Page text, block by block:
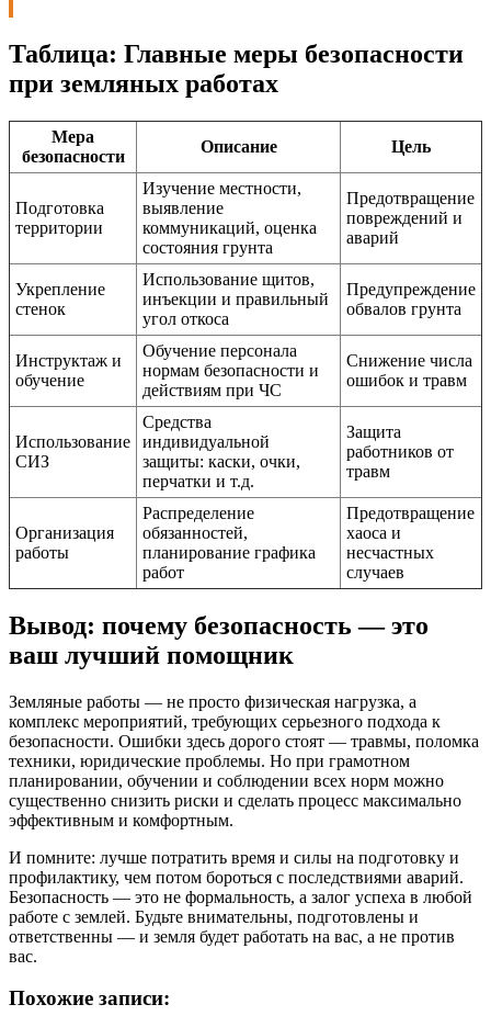
Таблица: Главные меры безопасности
при земляных работах
Мера
безопасности
Описание Цель
Подготовка
территории
Изучение местности,
выявление
коммуникаций, оценка
состояния грунта
Предотвращение
повреждений и
аварий
Укрепление
стенок
Использование щитов,
инъекции и правильный
угол откоса
Предупреждение
обвалов грунта
Инструктаж и
обучение
Обучение персонала
нормам безопасности и
действиям при ЧС
Снижение числа
ошибок и травм
Использование
СИЗ
Средства
индивидуальной
защиты: каски, очки,
перчатки и т.д.
Защита
работников от
травм
Организация
работы
Распределение
обязанностей,
планирование графика
работ
Предотвращение
хаоса и
несчастных
случаев
Вывод: почему безопасность — это
ваш лучший помощник
Земляные работы — не просто физическая нагрузка, а
комплекс мероприятий, требующих серьезного подхода к
безопасности. Ошибки здесь дорого стоят — травмы, поломка
техники, юридические проблемы. Но при грамотном
планировании, обучении и соблюдении всех норм можно
существенно снизить риски и сделать процесс максимально
эффективным и комфортным.
И помните: лучше потратить время и силы на подготовку и
профилактику, чем потом бороться с последствиями аварий.
Безопасность — это не формальность, а залог успеха в любой
работе с землей. Будьте внимательны, подготовлены и
ответственны — и земля будет работать на вас, а не против
вас.
Похожие записи: